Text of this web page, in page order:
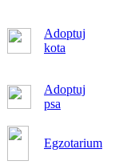
Adoptuj
kota
Adoptuj
psa
Egzotarium